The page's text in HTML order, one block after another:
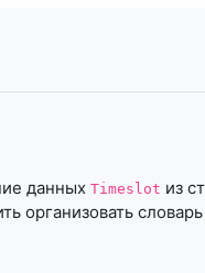
данных Timeslot из
организовать